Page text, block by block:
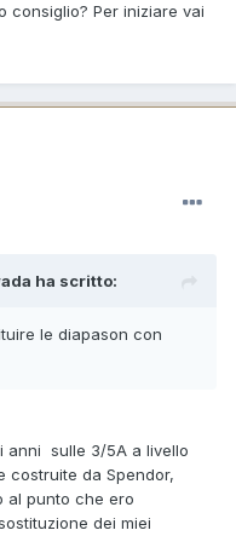
consiglio? Per iniziare vai
ha scritto:
le diapason con
anni sulle 3/5A a livello
costruite da Spendor,
al punto che ero
dei miei